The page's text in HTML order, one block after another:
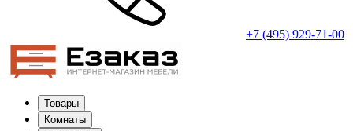
+7 (495) 929-71-00
Товары
Комнаты